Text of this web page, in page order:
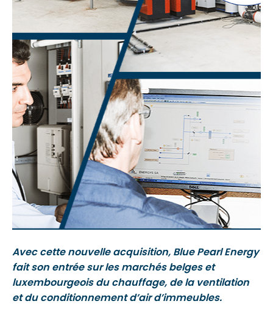
Avec cette nouvelle acquisition, Blue Pearl Energy
fait son entrée sur les marchés belges et
luxembourgeois du chauffage, de la ventilation
et du conditionnement d’air d’immeubles.